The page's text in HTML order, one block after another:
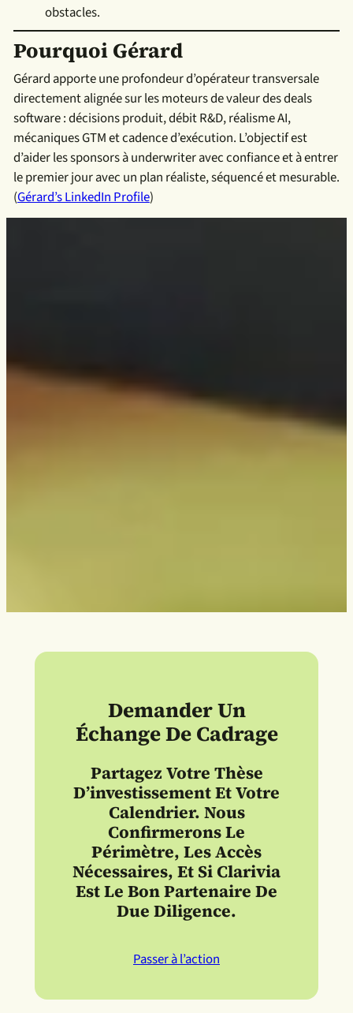
obstacles.
Pourquoi Gérard
Gérard apporte une profondeur d’opérateur transversale
directement alignée sur les moteurs de valeur des deals
software : décisions produit, débit R&D, réalisme AI,
mécaniques GTM et cadence d’exécution. L’objectif est
d’aider les sponsors à underwriter avec confiance et à entrer
le premier jour avec un plan réaliste, séquencé et mesurable.
(Gérard’s LinkedIn Profile)
Demander Un
Échange De Cadrage
Partagez Votre Thèse
D’investissement Et Votre
Calendrier. Nous
Confirmerons Le
Périmètre, Les Accès
Nécessaires, Et Si Clarivia
Est Le Bon Partenaire De
Due Diligence.
Passer à l’action